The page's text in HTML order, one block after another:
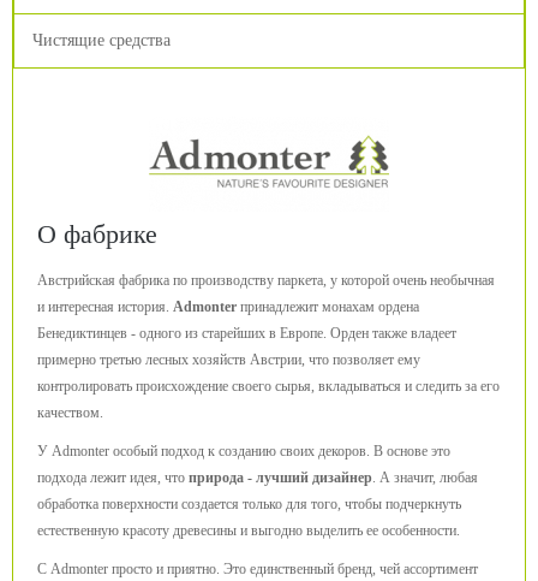
Чистящие средства
О фабрике
Австрийская фабрика по производству паркета, у которой очень необычная
и интересная история. Admonter принадлежит монахам ордена
Бенедиктинцев - одного из старейших в Европе. Орден также владеет
примерно третью лесных хозяйств Австрии, что позволяет ему
контролировать происхождение своего сырья, вкладываться и следить за его
качеством.
У Admonter особый подход к созданию своих декоров. В основе это
подхода лежит идея, что природа - лучший дизайнер. А значит, любая
обработка поверхности создается только для того, чтобы подчеркнуть
естественную красоту древесины и выгодно выделить ее особенности.
С Admonter просто и приятно. Это единственный бренд, чей ассортимент